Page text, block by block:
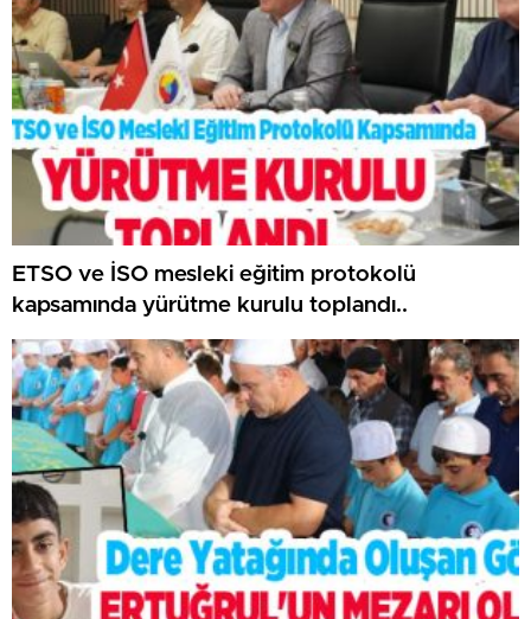
ETSO ve İSO mesleki eğitim protokolü
kapsamında yürütme kurulu toplandı..